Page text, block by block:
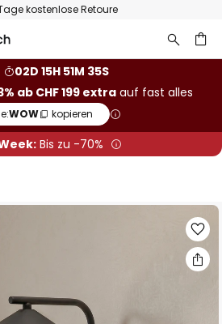
kostenlose Retoure
02D 15H 51M 34S
ab CHF 199 extra auf fast alles
WOW kopieren
Bis zu -70%